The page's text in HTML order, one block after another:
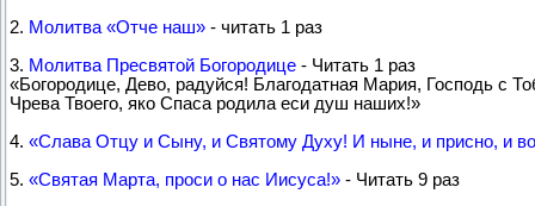
2. Молитва «Отче наш» - читать 1 раз
3. Молитва Пресвятой Богородице - Читать 1 раз
«Богородице, Дево, радуйся! Благодатная Мария, Господь с
Чрева Твоего, яко Спаса родила еси душ наших!»
4. «Слава Отцу и Сыну, и Святому Духу! И ныне, и присно, и
5. «Святая Марта, проси о нас Иисуса!» - Читать 9 раз